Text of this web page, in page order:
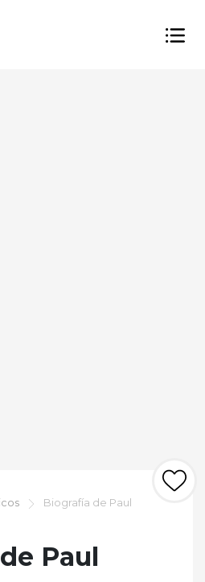
Biografía de Paul
Paul